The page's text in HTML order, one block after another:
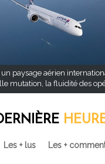
un paysage aérien
mutation, la fluidité des
Les + lus Les +